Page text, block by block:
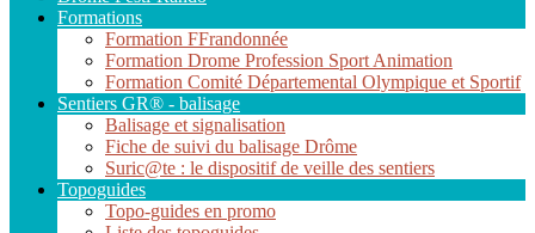
Formations
Formation FFrandonnée
Formation Drome Profession Sport Animation
Formation Comité Départemental Olympique et Sportif
Sentiers GR® - balisage
Balisage et signalisation
Fiche de suivi du balisage Drôme
Suric@te : le dispositif de veille des sentiers
Topoguides
Topo-guides en promo